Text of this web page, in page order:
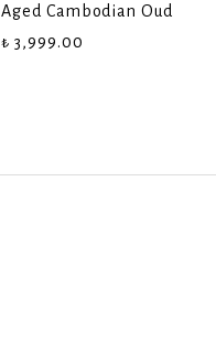
Aged Cambodian Oud
₺ 3,999.00